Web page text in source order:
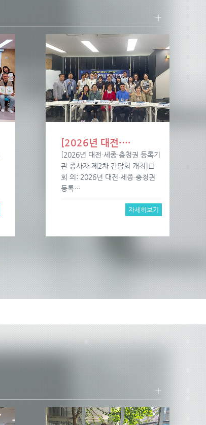
+
[2026년 대전·…
[2026년 대전·세종·충청권 등록기
관 종사자 제2차 간담회 개최]□
회 의: 2026년 대전·세종·충청권
등록…
자세히보기
+